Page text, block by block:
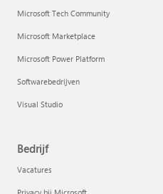
Microsoft Tech Community
Microsoft Marketplace
Microsoft Power Platform
Softwarebedrijven
Visual Studio
Bedrijf
Vacatures